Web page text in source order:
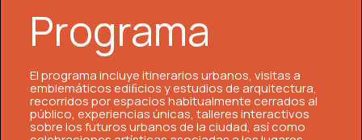
Programa
El programa incluye itinerarios urbanos, visitas a
emblemáticos ediﬁcios y estudios de arquitectura,
recorridos por espacios habitualmente cerrados al
público, experiencias únicas, talleres interactivos
sobre los futuros urbanos de la ciudad, así como